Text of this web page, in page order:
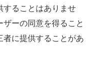
することはありませ
ーの同意を得ること
に提供することがあ